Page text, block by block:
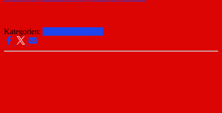
Kategorien: